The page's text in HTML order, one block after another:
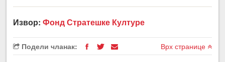
Извор:Фонд Стратешке Културе
Подели чланак: Врх странице